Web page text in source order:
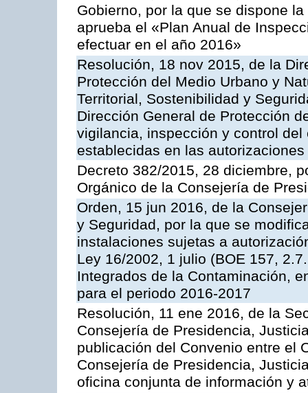
Gobierno, por la que se dispone
aprueba el «Plan Anual de
efectuar en el año 2016»
Resolución, 18 nov 2015, de la
Protección del Medio Urbano y
Territorial, Sostenibilidad y
Dirección General de Protección
vigilancia, inspección y control
establecidas en las
Decreto 382/2015, 28 diciembre,
Orgánico de la Consejería de
Orden, 15 jun 2016, de la
y Seguridad, por la que se
instalaciones sujetas a
Ley 16/2002, 1 julio (BOE 157,
Integrados de la Contaminación,
para el periodo 2016-2017
Resolución, 11 ene 2016, de la
Consejería de Presidencia,
publicación del Convenio entre el
Consejería de Presidencia,
oficina conjunta de información y